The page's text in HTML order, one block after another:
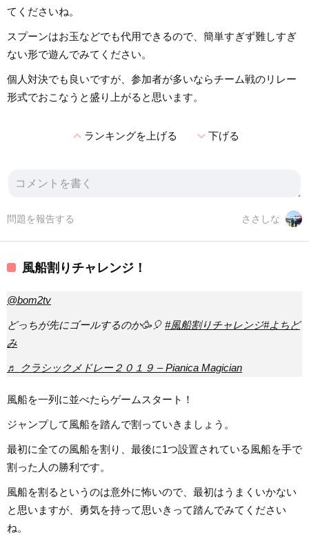
てくださいね。
スプーンはお玉などでも代用できるので、簡単すぎず難しすぎ
ない形で遊んでみてください。
個人対決でも良いですが、参加者が多いならチーム戦のリレー
形式でおこなうと盛り上がると思います。
expand_lessランキングを上げる expand_more下げる
ささしな
問題を報告する
風船割りチャレンジ！
@bom2tv
どっちが先にゴールするのか🥳🎈 #風船割りチャレンジ#よちど
み
♬ クラシックメドレー２０１９ – Pianica Magician
風船を一列に並べたらゲームスタート！
ジャンプして風船を踏んで割っていきましょう。
最初に全ての風船を割り、最後に1つ設置されている風船を手で
割った人の勝利です。
風船を割るというのは意外に怖いので、最初はうまくいかない
と思いますが、勇気を持って思いきって踏んでみてください
ね。